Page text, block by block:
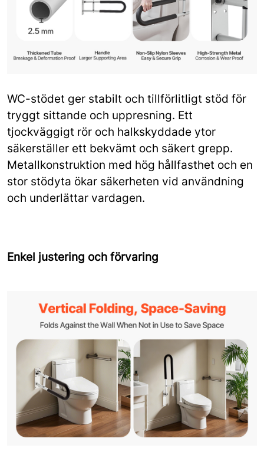
WC-stödet ger stabilt och tillförlitligt stöd för
tryggt sittande och uppresning. Ett
tjockväggigt rör och halkskyddade ytor
säkerställer ett bekvämt och säkert grepp.
Metallkonstruktion med hög hållfasthet och en
stor stödyta ökar säkerheten vid användning
och underlättar vardagen.
Enkel justering och förvaring